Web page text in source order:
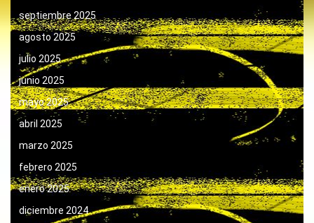
septiembre 2025
agosto 2025
julio 2025
junio 2025
mayo 2025
abril 2025
marzo 2025
febrero 2025
enero 2025
diciembre 2024